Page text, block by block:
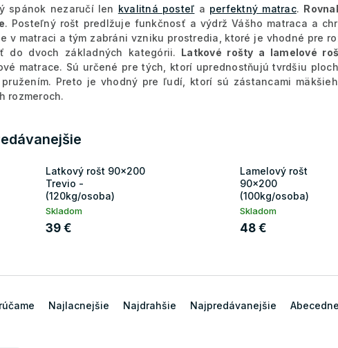
spánok nezaručí len kvalitná posteľ a perfektný matrac.
. Posteľný rošt predlžuje funkčnosť a výdrž Vášho matraca a
v matraci a tým zabráni vzniku prostredia, ktoré je vhodné pre
do dvoch základných kategórii. Latkové rošty a lamelové
matrace. Sú určené pre tých, ktorí uprednostňujú tvrdšiu
pružením. Preto je vhodný pre ľudí, ktorí sú zástancami
rozmeroch.
Latkový rošt 90x200
Trevio -
(120kg/osoba)
Skladom
39 €
Lamelový rošt
90x200
(100kg/osoba)
Skladom
48 €
Najlacnejšie Najdrahšie Najpredávanejšie Abecedne